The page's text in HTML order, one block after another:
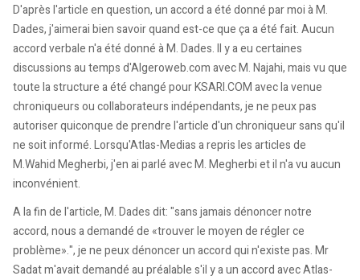
D'après l'article en question, un accord a été donné par moi à M.
Dades, j'aimerai bien savoir quand est-ce que ça a été fait. Aucun
accord verbale n'a été donné à M. Dades. Il y a eu certaines
discussions au temps d'Algeroweb.com avec M. Najahi, mais vu que
toute la structure a été changé pour KSARI.COM avec la venue
chroniqueurs ou collaborateurs indépendants, je ne peux pas
autoriser quiconque de prendre l'article d'un chroniqueur sans qu'il
ne soit informé. Lorsqu'Atlas-Medias a repris les articles de
M.Wahid Megherbi, j'en ai parlé avec M. Megherbi et il n'a vu aucun
inconvénient.
A la fin de l'article, M. Dades dit: "sans jamais dénoncer notre
accord, nous a demandé de «trouver le moyen de régler ce
problème».", je ne peux dénoncer un accord qui n'existe pas. Mr
Sadat m'avait demandé au préalable s'il y a un accord avec Atlas-